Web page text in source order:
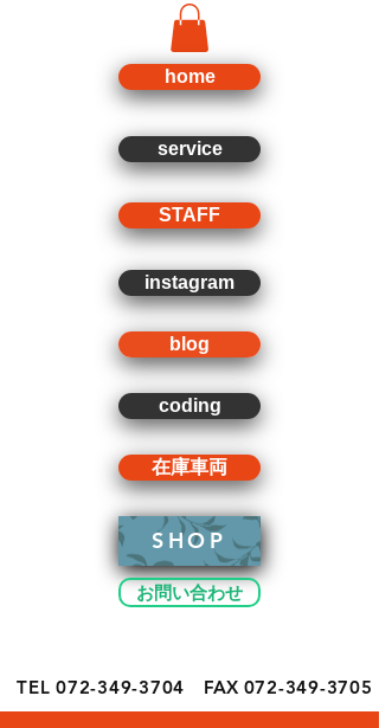
home
service
STAFF
instagram
blog
coding
在庫車両
SHOP
お問い合わせ
TEL 072-349-3704 FAX 072-349-3705